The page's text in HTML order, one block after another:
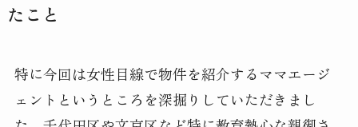
たこと
特に今回は女性目線で物件を紹介するママエージ
ェントというところを深掘りしていただきまし